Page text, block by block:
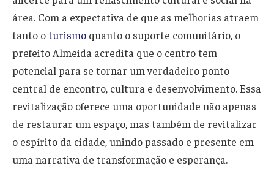
área. Com a expectativa de que as melhorias atraem
tanto oturismo quanto o suporte comunitário, o
prefeito Almeida acredita que o centro tem
potencial para se tornar um verdadeiro ponto
central de encontro, cultura e desenvolvimento. Essa
revitalização oferece uma oportunidade não apenas
de restaurar um espaço, mas também de revitalizar
o espírito da cidade, unindo passado e presente em
uma narrativa de transformação e esperança.